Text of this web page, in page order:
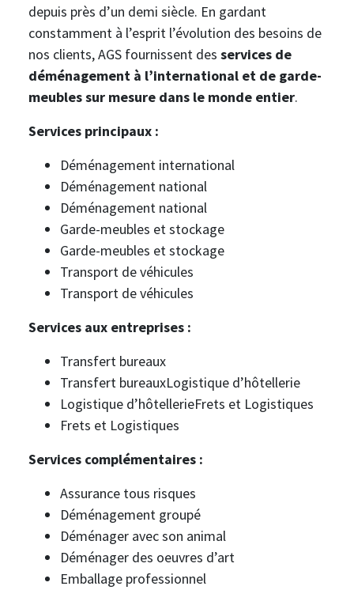
depuis près d’un demi siècle. En gardant
constamment à l’esprit l’évolution des besoins de
nos clients, AGS fournissent des services de
déménagement à l’international et de garde-
meubles sur mesure dans le monde entier.
Services principaux :
Déménagement international
Déménagement national
Déménagement national
Garde-meubles et stockage
Garde-meubles et stockage
Transport de véhicules
Transport de véhicules
Services aux entreprises :
Transfert bureaux
Transfert bureauxLogistique d’hôtellerie
Logistique d’hôtellerieFrets et Logistiques
Frets et Logistiques
Services complémentaires :
Assurance tous risques
Déménagement groupé
Déménager avec son animal
Déménager des oeuvres d’art
Emballage professionnel